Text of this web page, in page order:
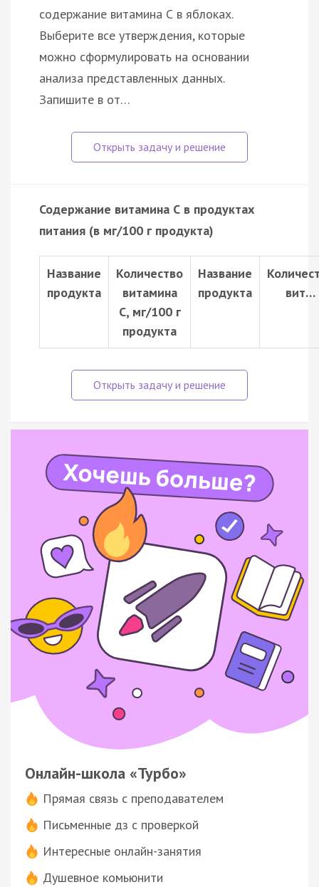
содержание витамина С в яблоках.
Выберите все утверждения, которые
можно сформулировать на основании
анализа представленных данных.
Запишите в от…
Содержание витамина С в продуктах
питания (в мг/100 г продукта)
Название
продукта
Количество
витамина
С, мг/100 г
продукта
Название
продукта
вит…
Онлайн-школа «Турбо»
Прямая связь с преподавателем
Письменные дз с проверкой
Интересные онлайн-занятия
Душевное комьюнити